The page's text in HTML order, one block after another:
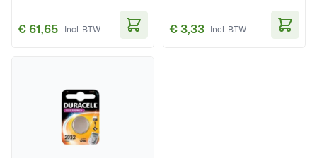
€ 61,65 € 3,33